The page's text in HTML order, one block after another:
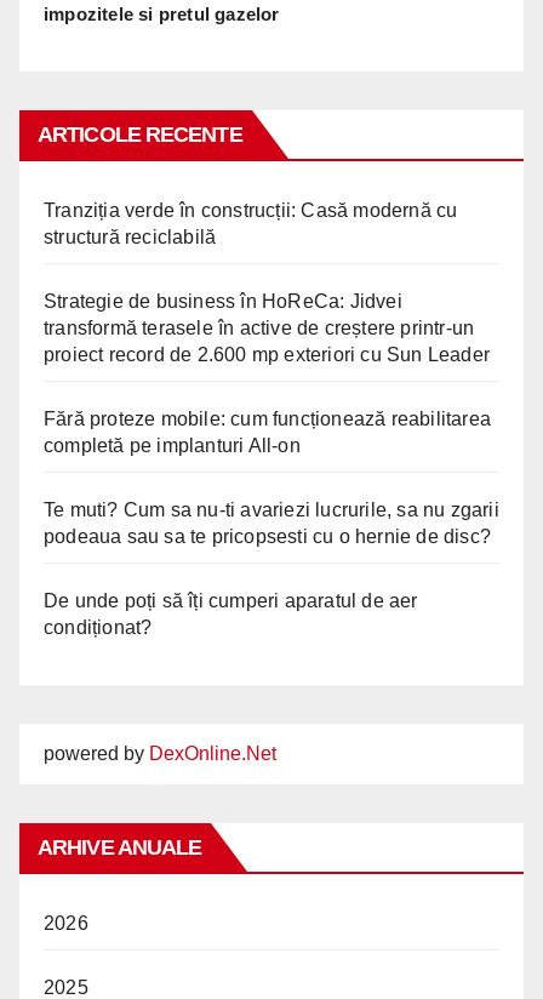
impozitele si pretul gazelor
ARTICOLE RECENTE
Tranziția verde în construcții: Casă modernă cu
structură reciclabilă
Strategie de business în HoReCa: Jidvei
transformă terasele în active de creștere printr-un
proiect record de 2.600 mp exteriori cu Sun Leader
Fără proteze mobile: cum funcționează reabilitarea
completă pe implanturi All-on
Te muti? Cum sa nu-ti avariezi lucrurile, sa nu zgarii
podeaua sau sa te pricopsesti cu o hernie de disc?
De unde poți să îți cumperi aparatul de aer
condiționat?
powered by DexOnline.Net
ARHIVE ANUALE
2026
2025